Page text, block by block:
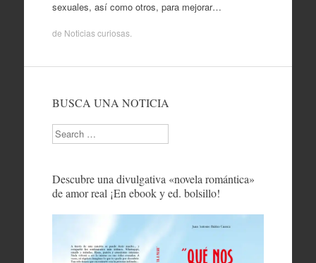
sexuales, así como otros, para mejorar…
de Noticias curiosas.
BUSCA UNA NOTICIA
Search
Descubre una divulgativa «novela romántica»
de amor real ¡En ebook y ed. bolsillo!